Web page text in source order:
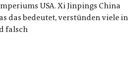
USA. Xi Jinpings China
das bedeutet, verstünden viele in
falsch